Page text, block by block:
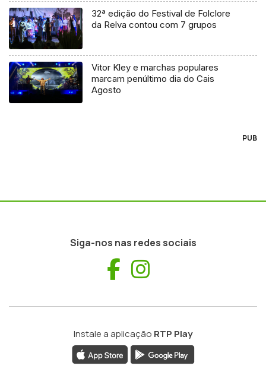
32ª edição do Festival de Folclore
da Relva contou com 7 grupos
Vitor Kley e marchas populares
marcam penúltimo dia do Cais
Agosto
PUB
Siga-nos nas redes sociais
Facebook
Instale a aplicação RTP Play